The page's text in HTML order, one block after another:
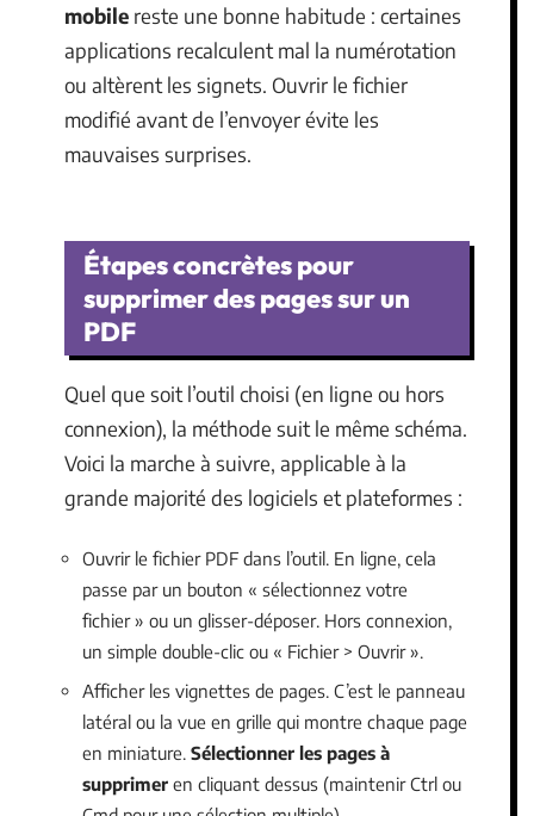
mobile reste une bonne habitude : certaines
applications recalculent mal la numérotation
ou altèrent les signets. Ouvrir le fichier
modifié avant de l’envoyer évite les
mauvaises surprises.
Étapes concrètes pour
supprimer des pages sur un
PDF
Quel que soit l’outil choisi (en ligne ou hors
connexion), la méthode suit le même schéma.
Voici la marche à suivre, applicable à la
grande majorité des logiciels et plateformes :
Ouvrir le fichier PDF dans l’outil. En ligne, cela
passe par un bouton « sélectionnez votre
fichier » ou un glisser-déposer. Hors connexion,
un simple double-clic ou « Fichier > Ouvrir ».
Afficher les vignettes de pages. C’est le panneau
latéral ou la vue en grille qui montre chaque page
en miniature. Sélectionner les pages à
supprimer en cliquant dessus (maintenir Ctrl ou